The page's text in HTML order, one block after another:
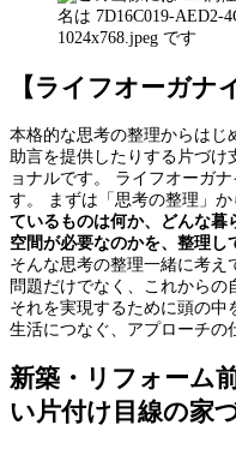
【ライフオーガナ
本格的な思考の整理からはじ
助言を提供したりする片づけ
ョナルです。 ライフオーガ
す。 まずは「思考の整理」か
ているものは何か、どんな暮
空間が必要なのかを、整理し
そんな思考の整理一緒に考
問題だけでなく、これからの
それを実現するために頭の中
生活につなぐ、アプローチの
新築・リフォーム
い片付け目線の家